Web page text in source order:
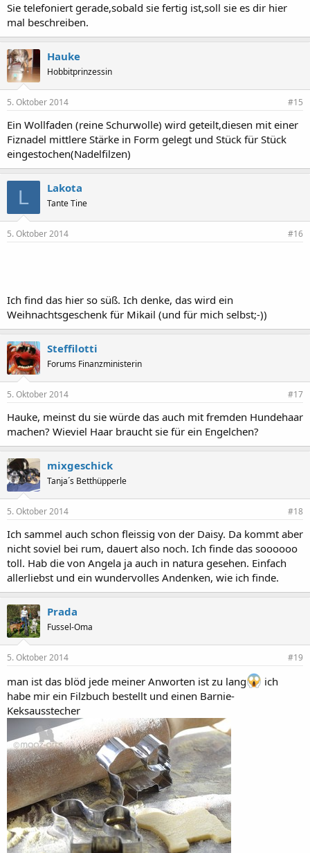
Sie telefoniert gerade,sobald sie fertig ist,soll sie es dir hier
mal beschreiben.
Hauke
Hobbitprinzessin
5. Oktober 2014 #15
Ein Wollfaden (reine Schurwolle) wird geteilt,diesen mit einer
Fiznadel mittlere Stärke in Form gelegt und Stück für Stück
eingestochen(Nadelfilzen)
L Lakota
Tante Tine
5. Oktober 2014 #16
Ich find das hier so süß. Ich denke, das wird ein
Weihnachtsgeschenk für Mikail (und für mich selbst;-))
Steffilotti
Forums Finanzministerin
5. Oktober 2014 #17
Hauke, meinst du sie würde das auch mit fremden Hundehaar
machen? Wieviel Haar braucht sie für ein Engelchen?
mixgeschick
Tanja´s Betthüpperle
5. Oktober 2014 #18
Ich sammel auch schon fleissig von der Daisy. Da kommt aber
nicht soviel bei rum, dauert also noch. Ich finde das soooooo
toll. Hab die von Angela ja auch in natura gesehen. Einfach
allerliebst und ein wundervolles Andenken, wie ich finde.
Prada
Fussel-Oma
5. Oktober 2014 #19
man ist das blöd jede meiner Anworten ist zu lang
ich
habe mir ein Filzbuch bestellt und einen Barnie-
Keksausstecher